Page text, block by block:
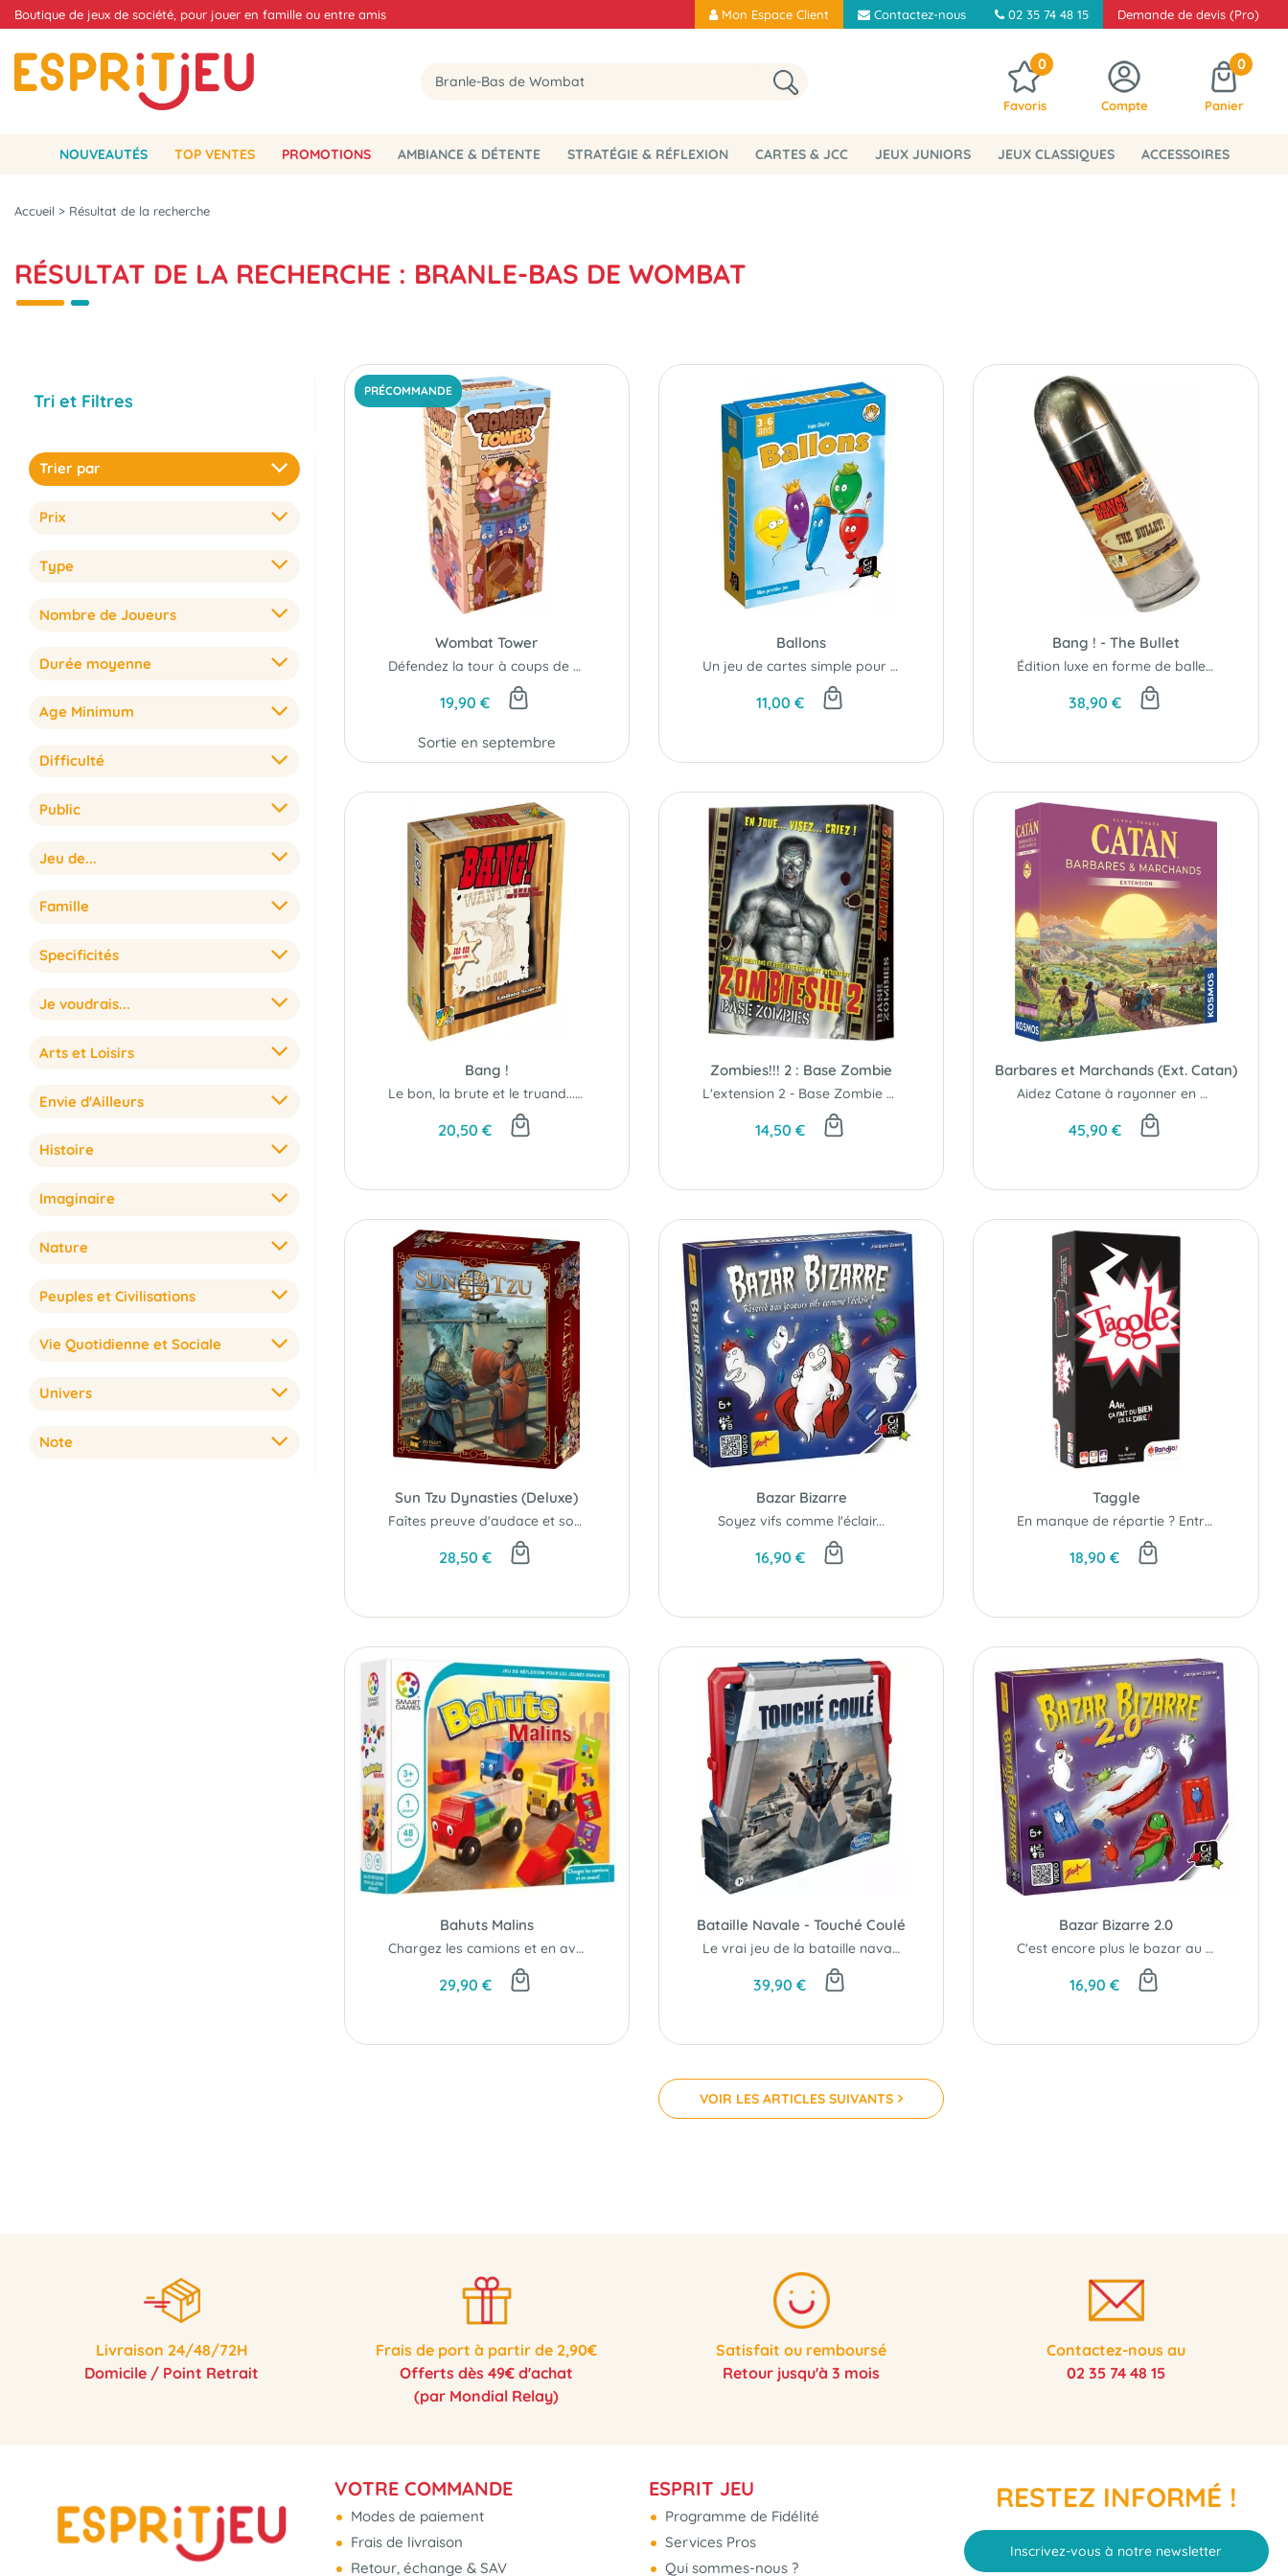
Boutique de jeux de société, pour jouer en famille ou entre amis Mon Espace Client Contactez-nous 02 35 74 48 15 Demande de devis (Pro)
0
Favoris Compte
0
Panier
NOUVEAUTÉS TOP VENTES PROMOTIONS AMBIANCE & DÉTENTE STRATÉGIE & RÉFLEXION CARTES & JCC JEUX JUNIORS JEUX CLASSIQUES ACCESSOIRES
Accueil > Résultat de la recherche
RÉSULTAT DE LA RECHERCHE : BRANLE-BAS DE WOMBAT
Tri et Filtres
Trier par
Prix
Type
Nombre de Joueurs
Durée moyenne
Age Minimum
Difficulté
Public
Jeu de...
Famille
Specificités
Je voudrais...
Arts et Loisirs
Envie d'Ailleurs
Histoire
Imaginaire
Nature
Peuples et Civilisations
Vie Quotidienne et Sociale
Univers
Note
PRÉCOMMANDE
Wombat Tower
Défendez la tour à coups de dés !
19,90 €
Sortie en septembre
Ballons
Un jeu de cartes simple pour les petits autour du thème des ballons gonflables.
11,00 €
Bang ! - The Bullet
Édition luxe en forme de balle de révolver
38,90 €
Bang !
Le bon, la brute et le truand... Retrouvez toute l'ambiance suspicieuse du Far West..!
20,50 €
Zombies!!! 2 : Base Zombie
L'extension 2 - Base Zombie du terrifiant jeu de plateau où on échappe à des zombies !!!
14,50 €
Barbares et Marchands (Ext. Catan)
Aidez Catane à rayonner en assurant les transports de matériaux pour la construction du château...
45,90 €
Sun Tzu Dynasties (Deluxe)
Faîtes preuve d'audace et soyez à la hauteur du plus grand stratège...
28,50 €
Bazar Bizarre
Soyez vifs comme l'éclair...
16,90 €
Taggle
En manque de répartie ? Entrainez-vous avec ce jeu d'expression irrévérencieux et animé !
18,90 €
Bahuts Malins
Chargez les camions et en avant!
29,90 €
Bataille Navale - Touché Coulé
Le vrai jeu de la bataille navale...
39,90 €
Bazar Bizarre 2.0
C'est encore plus le bazar au château...
16,90 €
VOIR LES ARTICLES SUIVANTS
Livraison 24/48/72H
Domicile / Point Retrait
Frais de port à partir de 2,90€
Offerts dès 49€ d'achat
(par Mondial Relay)
Satisfait ou remboursé
Retour jusqu'à 3 mois
Contactez-nous au
02 35 74 48 15
VOTRE COMMANDE
Modes de paiement
Frais de livraison
Retour, échange & SAV
ESPRIT JEU
Programme de Fidélité
Services Pros
Qui sommes-nous ?
RESTEZ INFORMÉ !
Inscrivez-vous à notre newsletter